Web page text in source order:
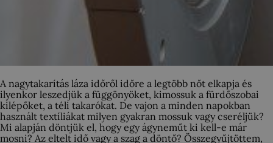
A nagytakarítás láza időről időre a legtöbb nőt elkapja és
ilyenkor leszedjük a függönyöket, kimossuk a fürdőszobai
kilépőket, a téli takarókat. De vajon a minden napokban
használt textíliákat milyen gyakran mossuk vagy cseréljük?
Mi alapján döntjük el, hogy egy ágyneműt ki kell-e már
mosni? Az eltelt idő vagy a szag a döntő? Összegyűjtöttem,